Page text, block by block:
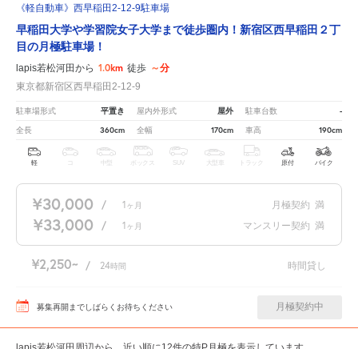
《軽自動車》西早稲田2-12-9駐車場
早稲田大学や学習院女子大学まで徒歩圏内！新宿区西早稲田２丁
目の月極駐車場！
lapis若松河田から 1.0km 徒歩 ～分
東京都新宿区西早稲田2-12-9
駐車場形式 平置き 屋内外形式 屋外 駐車台数 -
全長 360cm 全幅 170cm 車高 190cm
軽 中型 ボックス SUV 大型車 トラック 原付 バイク
¥30,000 / 1 ヶ月 月極契約 満
¥33,000 / 1 ヶ月 マンスリー契約 満
¥2,250 / 24時間 時間貸し
募集再開までしばらくお待ちください 月極契約中